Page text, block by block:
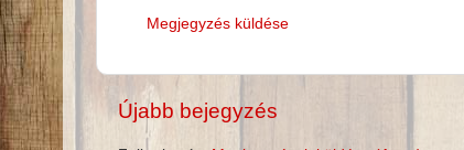
Megjegyzés küldése
Újabb bejegyzés